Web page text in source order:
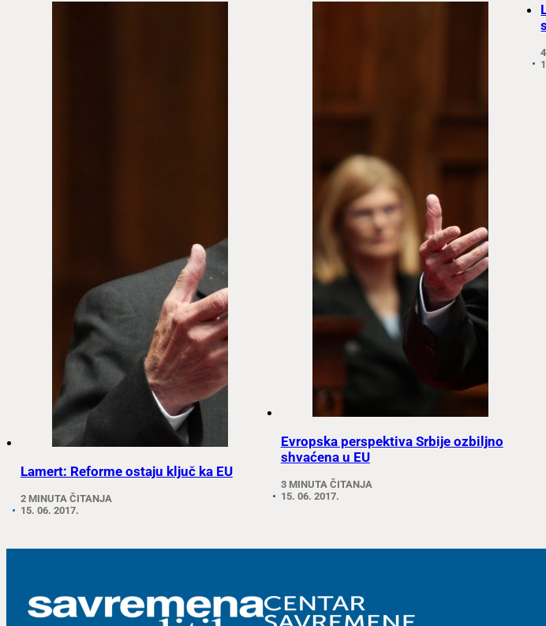
Lamert: Reforme ostaju ključ ka EU
2 MINUTA ČITANJA
15. 06. 2017.
Evropska perspektiva Srbije ozbiljno
shvaćena u EU
3 MINUTA ČITANJA
15. 06. 2017.